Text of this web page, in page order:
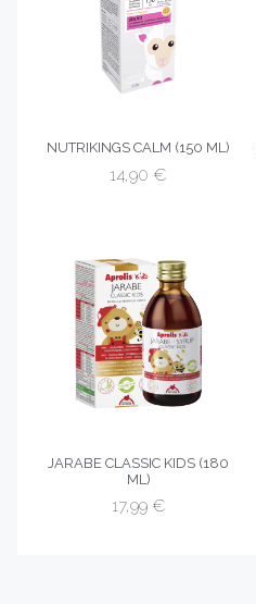
NUTRIKINGS CALM (150 ML)
14,90 €
JARABE CLASSIC KIDS (180
ML)
17,99 €